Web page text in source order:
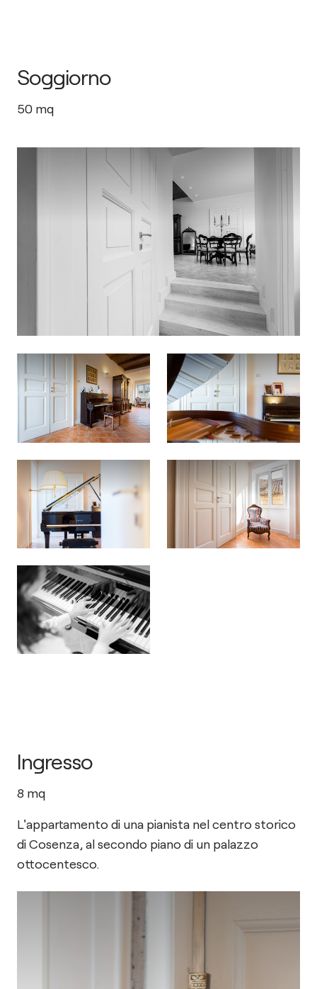
Soggiorno
50 mq
Ingresso
8 mq
L'appartamento di una pianista nel centro storico
di Cosenza, al secondo piano di un palazzo
ottocentesco.